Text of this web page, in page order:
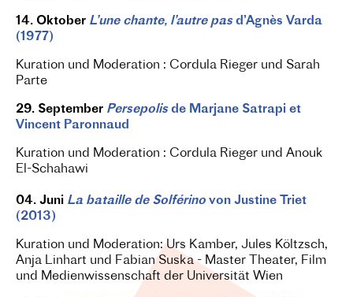
14. Oktober L’une chante, l’autre pasd’Agnès Varda
(1977)
Kuration und Moderation : Cordula Rieger und Sarah
Parte
29. September Persepolisde Marjane Satrapi et
Vincent Paronnaud
Kuration und Moderation : Cordula Rieger und Anouk
El-Schahawi
04. Juni La bataille de Solférino von Justine Triet
(2013)
Kuration und Moderation: Urs Kamber, Jules Költzsch,
Anja Linhart und Fabian Suska - Master Theater, Film
und Medienwissenschaft der Universität Wien